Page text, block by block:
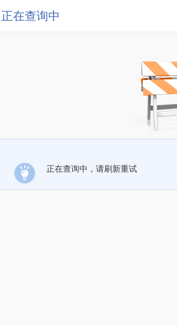
正在查询中
正在查询中，请刷新重试